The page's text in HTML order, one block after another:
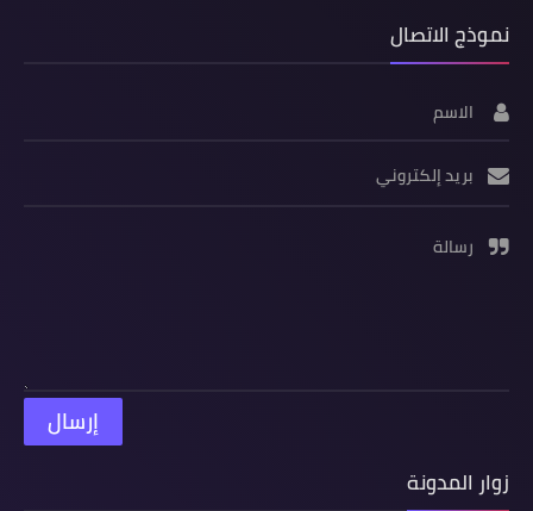
نموذج الاتصال
الاسم
بريد إلكتروني
رسالة
زوار المدونة